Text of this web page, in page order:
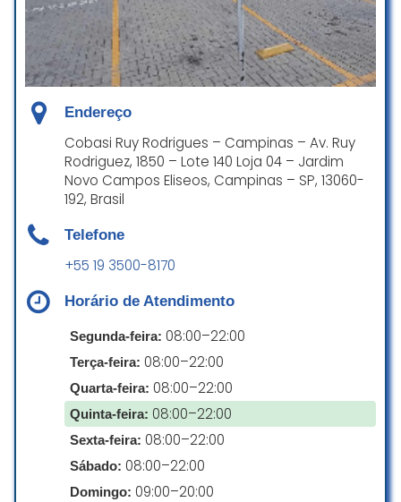
Pagamentos
Cartão de crédito
Cartão de débito
Pagamentos por dispositivo móvel via NFC
cliente. Sempre compro ração
para meus cães e tds às vezes fui
bem atendida. Funcionários
prestativos e uma boa farmácia
de esclarecimentos sobre os
produtos e medicamentos
vendidos.
Mariajdp Alves
diversidade de produtos!
Grande mas estava fechada qdo
cheguei. 8:15. Abre as 9 no feriado
Endereço
Cobasi Ruy Rodrigues – Campinas – Av. Ruy
Rodriguez, 1850 – Lote 140 Loja 04 – Jardim
Novo Campos Eliseos, Campinas – SP, 13060-
192, Brasil
Telefone
+55 19 3500-8170
Horário de Atendimento
Segunda-feira: 08:00–22:00
Terça-feira: 08:00–22:00
Quarta-feira: 08:00–22:00
Quinta-feira: 08:00–22:00
Sexta-feira: 08:00–22:00
Sábado: 08:00–22:00
Domingo: 09:00–20:00